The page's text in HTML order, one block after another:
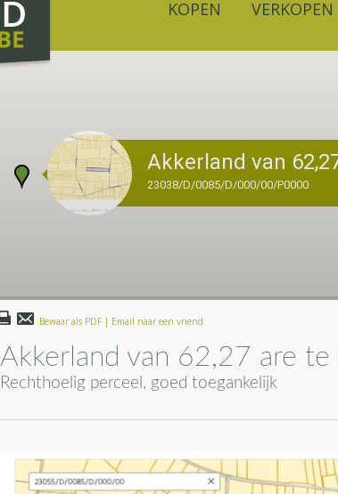
KOPEN VERKOPEN
Akkerland van
23038/D/0085/D/000/00/P0000
Bewaar als PDF | Email naar een vriend
Akkerland van 62,27 are
Rechthoelig perceel, goed toegankelijk